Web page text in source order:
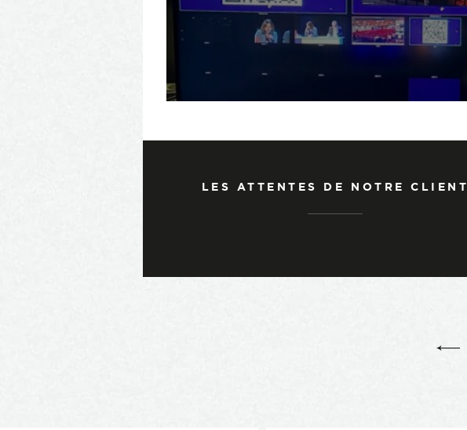
LES ATTENTES DE NOTRE CLIENT